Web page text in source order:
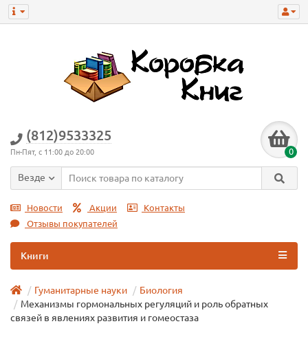
(812)9533325
Пн-Пят, с 11:00 до 20:00 0
Везде
Новости Акции
Контакты
Отзывы покупателей
Книги
Гуманитарные науки
Биология
Механизмы гормональных регуляций и роль обратных
связей в явлениях развития и гомеостаза